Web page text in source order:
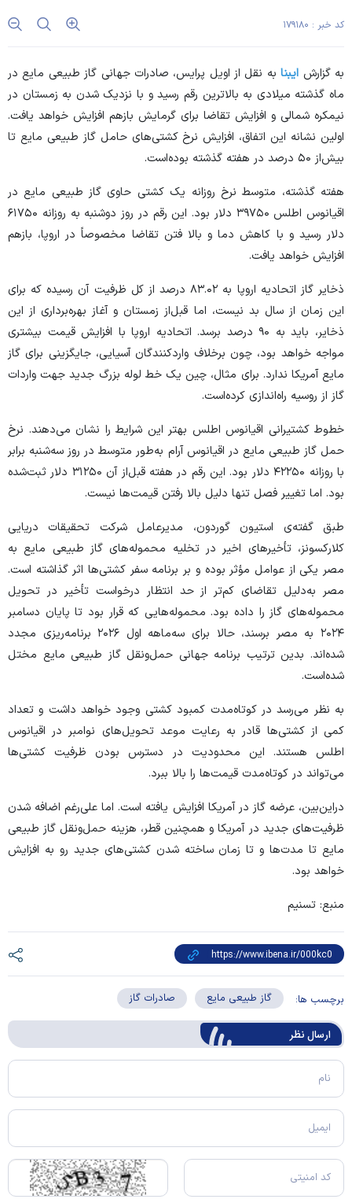
کد خبر : ۱۷۹۱۸۰
به گزارش ایبنابه نقل از اویل پرایس، صادرات جهانی گاز طبیعی مایع در
ماه گذشته میلادی به بالاترین رقم رسید و با نزدیک شدن به زمستان در
نیمکره شمالی و افزایش تقاضا برای گرمایش بازهم افزایش خواهد یافت.
اولین نشانه این اتفاق، افزایش نرخ کشتی‌های حامل گاز طبیعی مایع تا
بیش‌از ۵۰ درصد در هفته گذشته بوده‌است.
هفته گذشته، متوسط نرخ روزانه یک کشتی حاوی گاز طبیعی مایع در
اقیانوس اطلس ۳۹۷۵۰ دلار بود. این رقم در روز دوشنبه به روزانه ۶۱۷۵۰
دلار رسید و با کاهش دما و بالا فتن تقاضا مخصوصاً در اروپا، بازهم
افزایش خواهد یافت.
ذخایر گاز اتحادیه اروپا به ۸۳.۰۲ درصد از کل ظرفیت آن رسیده که برای
این زمان از سال بد نیست، اما قبل‌از زمستان و آغاز بهره‌برداری از این
ذخایر، باید به ۹۰ درصد برسد. اتحادیه اروپا با افزایش قیمت بیشتری
مواجه خواهد بود، چون برخلاف واردکنندگان آسیایی، جایگزینی برای گاز
مایع آمریکا ندارد. برای مثال، چین یک خط لوله بزرگ جدید جهت واردات
گاز از روسیه راه‌اندازی کرده‌است.
خطوط کشتیرانی اقیانوس اطلس بهتر این شرایط را نشان می‌دهند. نرخ
حمل گاز طبیعی مایع در اقیانوس آرام به‌طور متوسط در روز سه‌شنبه برابر
با روزانه ۴۲۲۵۰ دلار بود. این رقم در هفته قبل‌از آن ۳۱۲۵۰ دلار ثبت‌شده
بود. اما تغییر فصل تنها دلیل بالا رفتن قیمت‌ها نیست.
طبق گفته‌ی استیون گوردون، مدیرعامل شرکت تحقیقات دریایی
کلارکسونز، تأخیر‌های اخیر در تخلیه محموله‌های گاز طبیعی مایع به
مصر یکی از عوامل مؤثر بوده و بر برنامه سفر کشتی‌ها اثر گذاشته است.
مصر به‌دلیل تقاضای کم‌تر از حد انتظار درخواست تأخیر در تحویل
محموله‌های گاز را داده بود. محموله‌هایی که قرار بود تا پایان دسامبر
۲۰۲۴ به مصر برسند، حالا برای سه‌ماهه اول ۲۰۲۶ برنامه‌ریزی مجدد
شده‌اند. بدین ترتیب برنامه جهانی حمل‌ونقل گاز طبیعی مایع مختل
شده‌است.
به نظر می‌رسد در کوتاه‌مدت کمبود کشتی وجود خواهد داشت و تعداد
کمی از کشتی‌ها قادر به رعایت موعد تحویل‌های نوامبر در اقیانوس
اطلس هستند. این محدودیت در دسترس بودن ظرفیت کشتی‌ها
می‌تواند در کوتاه‌مدت قیمت‌ها را بالا ببرد.
دراین‌بین، عرضه گاز در آمریکا افزایش یافته است. اما علی‌رغم اضافه شدن
ظرفیت‌های جدید در آمریکا و همچنین قطر، هزینه حمل‌ونقل گاز طبیعی
مایع تا مدت‌ها و تا زمان ساخته شدن کشتی‌های جدید رو به افزایش
خواهد بود.
منبع: تسنیم
برچسب ها: گاز طبیعی مایع صادرات گاز
ارسال‌ نظر